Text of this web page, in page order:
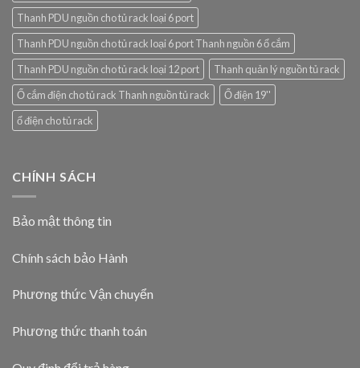
Thanh PDU nguồn cho tủ rack loại 6 port
Thanh PDU nguồn cho tủ rack loại 6 port Thanh nguồn 6 ổ cắm
Thanh PDU nguồn cho tủ rack loại 12 port
Thanh quản lý nguồn tủ rack
Ổ cắm điện cho tủ rack Thanh nguồn tủ rack
Ổ điện 19''
ổ điện cho tủ rack
CHÍNH SÁCH
Bảo mật thông tin
Chính sách bảo Hành
Phương thức Vận chuyển
Phương thức thanh toán